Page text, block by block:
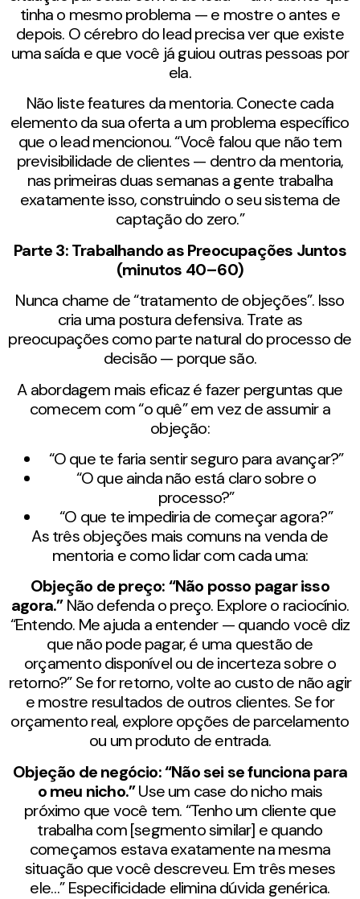
tinha o mesmo problema — e mostre o antes e
depois. O cérebro do lead precisa ver que existe
uma saída e que você já guiou outras pessoas por
ela.
Não liste features da mentoria. Conecte cada
elemento da sua oferta a um problema específico
que o lead mencionou. “Você falou que não tem
previsibilidade de clientes — dentro da mentoria,
nas primeiras duas semanas a gente trabalha
exatamente isso, construindo o seu sistema de
captação do zero.”
Parte 3: Trabalhando as Preocupações Juntos
(minutos 40–60)
Nunca chame de “tratamento de objeções”. Isso
cria uma postura defensiva. Trate as
preocupações como parte natural do processo de
decisão — porque são.
A abordagem mais eficaz é fazer perguntas que
comecem com “o quê” em vez de assumir a
objeção:
“O que te faria sentir seguro para avançar?”
“O que ainda não está claro sobre o
processo?”
“O que te impediria de começar agora?”
As três objeções mais comuns na venda de
mentoria e como lidar com cada uma:
Objeção de preço: “Não posso pagar isso
agora.”Não defenda o preço. Explore o raciocínio.
“Entendo. Me ajuda a entender — quando você diz
que não pode pagar, é uma questão de
orçamento disponível ou de incerteza sobre o
retorno?” Se for retorno, volte ao custo de não agir
e mostre resultados de outros clientes. Se for
orçamento real, explore opções de parcelamento
ou um produto de entrada.
Objeção de negócio: “Não sei se funciona para
o meu nicho.”Use um case do nicho mais
próximo que você tem. “Tenho um cliente que
trabalha com [segmento similar] e quando
começamos estava exatamente na mesma
situação que você descreveu. Em três meses
ele…” Especificidade elimina dúvida genérica.